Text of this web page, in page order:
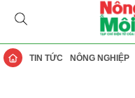
TIN TỨC NÔNG NGHIỆP